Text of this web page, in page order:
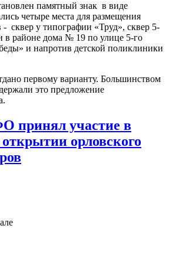
памятный знак в виде
четыре места для размещения
- сквер у типографии «Труд», сквер 5-
в районе дома № 19 по улице 5-го
и напротив детской поликлиники
первому варианту. Большинством
это предложение
принял участие в
орловского